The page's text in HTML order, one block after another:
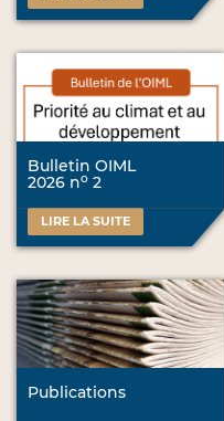
Bulletin OIML
2026 no 2
LIRE LA SUITE
Publications